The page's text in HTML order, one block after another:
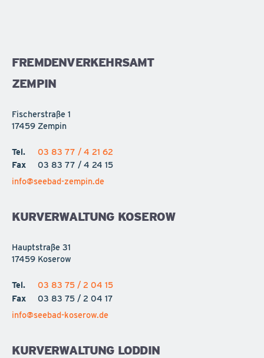
FREMDENVERKEHRSAMT
ZEMPIN
Fischerstraße 1
17459 Zempin
Tel.
03 83 77 / 4 21 62
Fax
03 83 77 / 4 24 15
info@seebad-zempin.de
KURVERWALTUNG KOSEROW
Hauptstraße 31
17459 Koserow
Tel.
03 83 75 / 2 04 15
Fax
03 83 75 / 2 04 17
info@seebad-koserow.de
KURVERWALTUNG LODDIN